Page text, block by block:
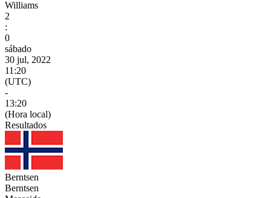
Williams
2
:
0
sábado
30 jul, 2022
11:20
(UTC)
-
13:20
(Hora local)
Resultados
Berntsen
Berntsen